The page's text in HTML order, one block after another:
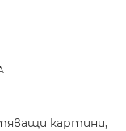
картини,